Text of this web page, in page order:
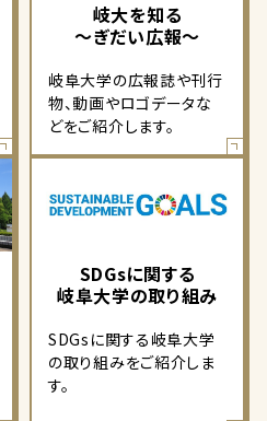
岐大を知る
～ぎだい広報～
岐阜大学の広報誌や刊行
物、動画やロゴデータな
どをご紹介します。
SDGsに関する
岐阜大学の取り組み
SDGsに関する岐阜大学
の取り組みをご紹介しま
す。